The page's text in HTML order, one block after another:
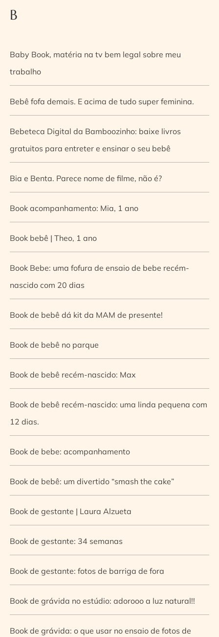
B
Baby Book, matéria na tv bem legal sobre meu
trabalho
Bebê fofa demais. E acima de tudo super feminina.
Bebeteca Digital da Bamboozinho: baixe livros
gratuitos para entreter e ensinar o seu bebê
Bia e Benta. Parece nome de filme, não é?
Book acompanhamento: Mia, 1 ano
Book bebê | Theo, 1 ano
Book Bebe: uma fofura de ensaio de bebe recém-
nascido com 20 dias
Book de bebê dá kit da MAM de presente!
Book de bebê no parque
Book de bebê recém-nascido: Max
Book de bebê recém-nascido: uma linda pequena com
12 dias.
Book de bebe: acompanhamento
Book de bebê: um divertido “smash the cake”
Book de gestante | Laura Alzueta
Book de gestante: 34 semanas
Book de gestante: fotos de barriga de fora
Book de grávida no estúdio: adorooo a luz natural!!
Book de grávida: o que usar no ensaio de fotos de